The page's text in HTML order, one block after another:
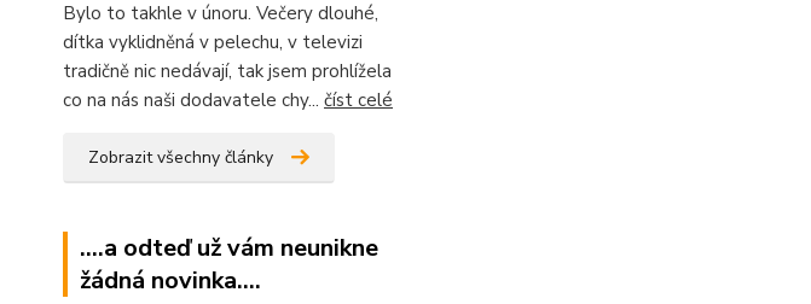
Bylo to takhle v únoru. Večery dlouhé,
dítka vyklidněná v pelechu, v televizi
tradičně nic nedávají, tak jsem prohlížela
co na nás naši dodavatele chy... číst celé
Zobrazit všechny články
....a odteď už vám neunikne
žádná novinka....